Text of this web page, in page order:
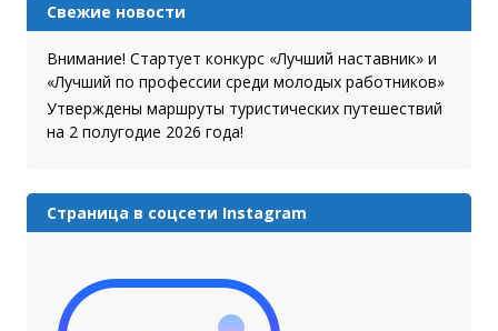
Свежие новости
Внимание! Стартует конкурс «Лучший наставник» и
«Лучший по профессии среди молодых работников»
Утверждены маршруты туристических путешествий
на 2 полугодие 2026 года!
Страница в соцсети Instagram